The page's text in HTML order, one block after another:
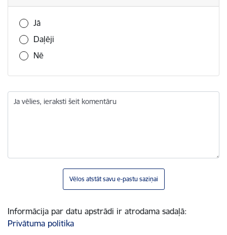
Vai šī informācija bija noderīga?
Jā
Daļēji
Nē
Ja vēlies, ieraksti šeit komentāru
Vēlos atstāt savu e-pastu saziņai
Informācija par datu apstrādi ir atrodama sadaļā:
Privātuma politika